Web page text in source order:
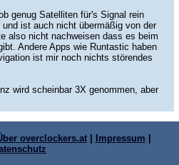
genug Satelliten für's Signal rein
ist auch nicht übermäßig von der
also nicht nachweisen dass es beim
Andere Apps wie Runtastic haben
ist mir noch nichts störendes
wird scheinbar 3X genommen, aber
overclockers.at| Impressum